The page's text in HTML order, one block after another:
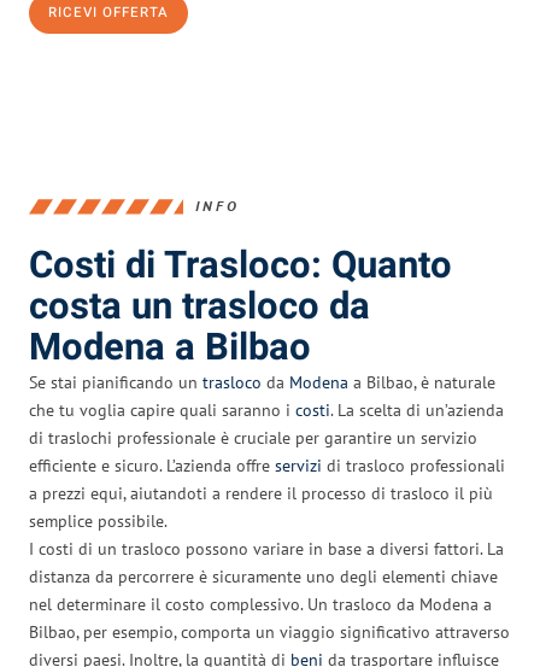
RICEVI OFFERTA
INFO
Costi di Trasloco: Quanto
costa un trasloco da
Modena a Bilbao
Se stai pianificando un trasloco da Modena a Bilbao, è naturale
che tu voglia capire quali saranno i costi. La scelta di un’azienda
di traslochi professionale è cruciale per garantire un servizio
efficiente e sicuro. L’azienda offre servizi di trasloco professionali
a prezzi equi, aiutandoti a rendere il processo di trasloco il più
semplice possibile.
I costi di un trasloco possono variare in base a diversi fattori. La
distanza da percorrere è sicuramente uno degli elementi chiave
nel determinare il costo complessivo. Un trasloco da Modena a
Bilbao, per esempio, comporta un viaggio significativo attraverso
diversi paesi. Inoltre, la quantità di beni da trasportare influisce